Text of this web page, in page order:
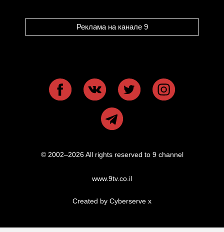
Реклама на канале 9
© 2002–2026 All rights reserved to 9 channel
www.9tv.co.il
Created by Cyberserve x